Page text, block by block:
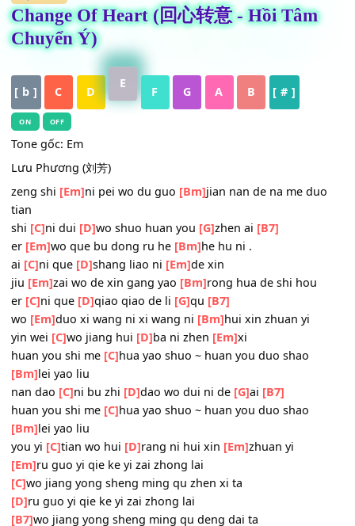
HỢP ÂM
Change Of Heart (回心转意 - Hồi Tâm
Chuyển Ý)
[ b ] C
ON OFF
Tone gốc: Em
Lưu Phương (刘芳)
zeng shi[Em] ni pei wo du guo[Bm]jian nan de na me
tian
shi[C]ni dui [D]wo shuo huan you[G]zhen ai[B7]
er[Em]wo que bu dong ru he[Bm]he hu ni .
ai[C]ni que [D]shang liao ni[Em] de xin
jiu[Em]zai wo de xin gang yao[Bm]rong hua de shi hou
er[C]ni que[D]
wo [Em]duo xi wang ni xi wang ni[Bm]hui xin zhuan yi
yin wei[C]wo jiang hui[D]ba ni zhen[Em]xi
huan you shi me
[Bm]lei yao liu
nan dao[C]ni bu zhi[D]dao wo dui ni de
huan you shi me[C]hua yao shuo ~ huan you duo shao
[Bm]lei yao liu